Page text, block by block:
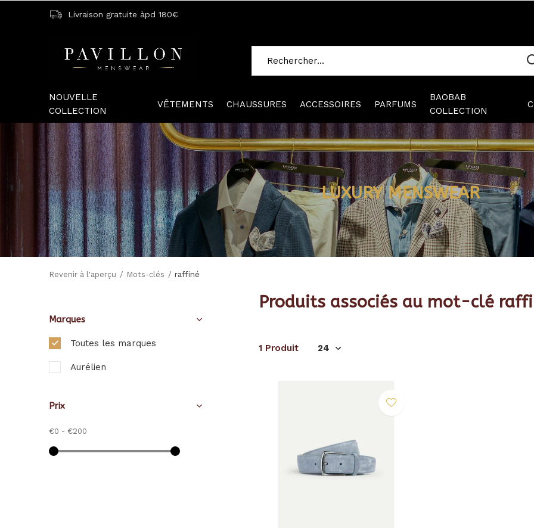
NOUVELLE
COLLECTION
VÊTEMENTS CHAUSSURES ACCESSOIRES PARFUMS
BAOBAB
COLLECTION
Livraison gratuite àpd 180€
LUXURY MENSWEAR
Revenir à l'aperçu Mots-clés raffiné
Produits associés au mot-clé
1 Produit
Marques
Toutes les marques
Aurélien
Prix
€0 - €200